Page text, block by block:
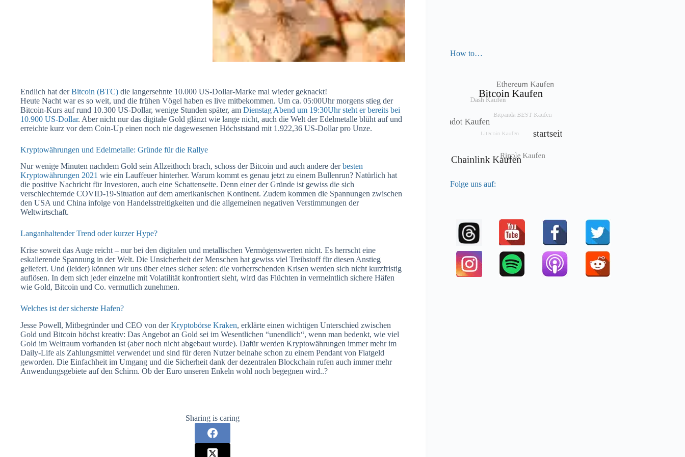
Endlich hat derBitcoin (BTC) die langersehnte 10.000 US-Dollar-Marke mal wieder geknackt!
Heute Nacht war es so weit, und die frühen Vögel haben es live mitbekommen. Um ca. 05:00Uhr morgens stieg der
Bitcoin-Kurs auf rund 10.300 US-Dollar, wenige Stunden später, am Dienstag Abend um 19:30Uhr steht er bereits bei
10.900 US-Dollar. Aber nicht nur das digitale Gold glänzt wie lange nicht, auch die Welt der Edelmetalle blüht auf und
erreichte kurz vor dem Coin-Up einen noch nie dagewesenen Höchststand mit 1.922,36 US-Dollar pro Unze.
Kryptowährungen und Edelmetalle: Gründe für die Rallye
Nur wenige Minuten nachdem Gold sein Allzeithoch brach, schoss der Bitcoin und auch andere derbesten
Kryptowährungen 2021 wie ein Lauffeuer hinterher. Warum kommt es genau jetzt zu einem Bullenrun? Natürlich hat
die positive Nachricht für Investoren, auch eine Schattenseite. Denn einer der Gründe ist gewiss die sich
verschlechternde COVID-19-Situation auf dem amerikanischen Kontinent. Zudem kommen die Spannungen zwischen
den USA und China infolge von Handelsstreitigkeiten und die allgemeinen negativen Verstimmungen der
Weltwirtschaft.
Langanhaltender Trend oder kurzer Hype?
Krise soweit das Auge reicht – nur bei den digitalen und metallischen Vermögenswerten nicht. Es herrscht eine
eskalierende Spannung in der Welt. Die Unsicherheit der Menschen hat gewiss viel Treibstoff für diesen Anstieg
geliefert. Und (leider) können wir uns über eines sicher seien: die vorherrschenden Krisen werden sich nicht kurzfristig
auflösen. In dem sich jeder einzelne mit Volatilität konfrontiert sieht, wird das Flüchten in vermeintlich sichere Häfen
wie Gold, Bitcoin und Co. vermutlich zunehmen.
Welches ist der sicherste Hafen?
Jesse Powell, Mitbegründer und CEO von derKryptobörse Kraken, erklärte einen wichtigen Unterschied zwischen
Gold und Bitcoin höchst kreativ: Das Angebot an Gold sei im Wesentlichen “unendlich“, wenn man bedenkt, wie viel
Gold im Weltraum vorhanden ist (aber noch nicht abgebaut wurde). Dafür werden Kryptowährungen immer mehr im
Daily-Life als Zahlungsmittel verwendet und sind für deren Nutzer beinahe schon zu einem Pendant von Fiatgeld
geworden. Die Einfachheit im Umgang und die Sicherheit dank der dezentralen Blockchain rufen auch immer mehr
Anwendungsgebiete auf den Schirm. Ob der Euro unseren Enkeln wohl noch begegnen wird..?
Sharing is caring
How to…
Folge uns auf: